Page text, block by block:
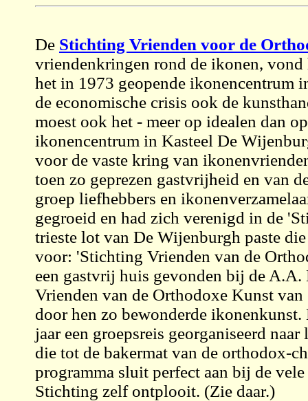
De Stichting Vrienden voor de
vriendenkringen rond de ikonen,
het in 1973 geopende ikonencentrum
de economische crisis ook de
moest ook het - meer op idealen dan
ikonencentrum in Kasteel De
voor de vaste kring van
toen zo geprezen gastvrijheid en van
groep liefhebbers en
gegroeid en had zich verenigd in de
trieste lot van De Wijenburgh paste
voor: 'Stichting Vrienden van de
een gastvrij huis gevonden bij de
Vrienden van de Orthodoxe Kunst
door hen zo bewonderde
jaar een groepsreis georganiseerd
die tot de bakermat van de orthodox-
programma sluit perfect aan bij de
Stichting zelf ontplooit. (Zie daar.)